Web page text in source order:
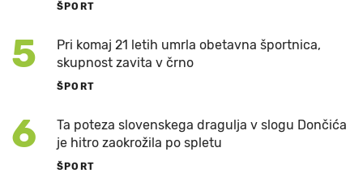
ŠPORT
5
Pri komaj 21 letih umrla obetavna športnica,
skupnost zavita v črno
ŠPORT
6
Ta poteza slovenskega dragulja v slogu Dončića
je hitro zaokrožila po spletu
ŠPORT